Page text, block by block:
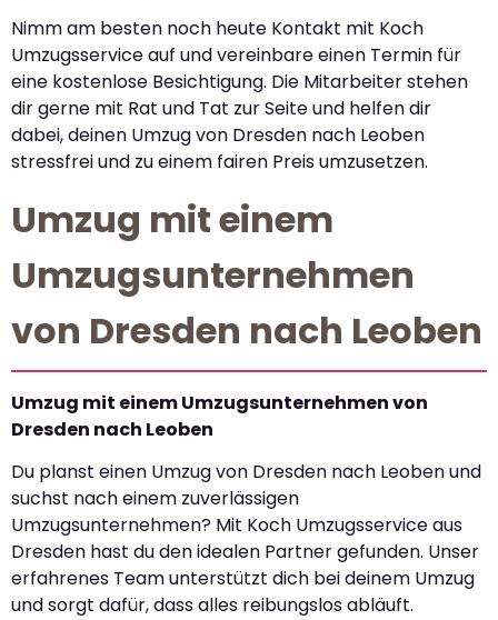
Nimm am besten noch heute Kontakt mit Koch
Umzugsservice auf und vereinbare einen Termin für
eine kostenlose Besichtigung. Die Mitarbeiter stehen
dir gerne mit Rat und Tat zur Seite und helfen dir
dabei, deinen Umzug von Dresden nach Leoben
stressfrei und zu einem fairen Preis umzusetzen.
Umzug mit einem
Umzugsunternehmen
von Dresden nach Leoben
Umzug mit einem Umzugsunternehmen von
Dresden nach Leoben
Du planst einen Umzug von Dresden nach Leoben und
suchst nach einem zuverlässigen
Umzugsunternehmen? Mit Koch Umzugsservice aus
Dresden hast du den idealen Partner gefunden. Unser
erfahrenes Team unterstützt dich bei deinem Umzug
und sorgt dafür, dass alles reibungslos abläuft.